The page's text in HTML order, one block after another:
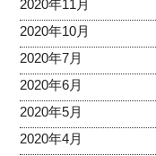
2020年11月
2020年10月
2020年7月
2020年6月
2020年5月
2020年4月